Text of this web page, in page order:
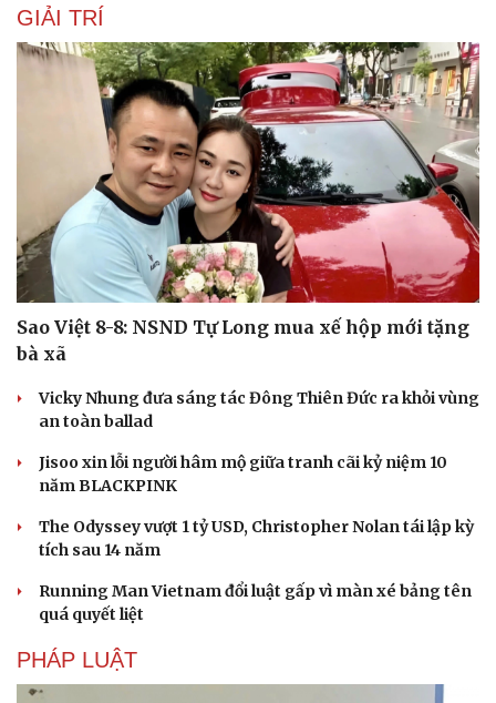
Doanh nghiệp
Thông tin doanh nghiệp
Doanh nghiệp 24h
Doanh nhân
Vì cộng đồng
Công nghệ
Sành điệu
Tin Công nghệ
Trải nghiệm
Chuyển đổi số
GIẢI TRÍ
Sao Việt 8-8: NSND Tự Long mua xế hộp mới tặng
bà xã
Vicky Nhung đưa sáng tác Đông Thiên Đức ra khỏi vùng
an toàn ballad
Jisoo xin lỗi người hâm mộ giữa tranh cãi kỷ niệm 10
năm BLACKPINK
The Odyssey vượt 1 tỷ USD, Christopher Nolan tái lập kỳ
tích sau 14 năm
Running Man Vietnam đổi luật gấp vì màn xé bảng tên
quá quyết liệt
PHÁP LUẬT